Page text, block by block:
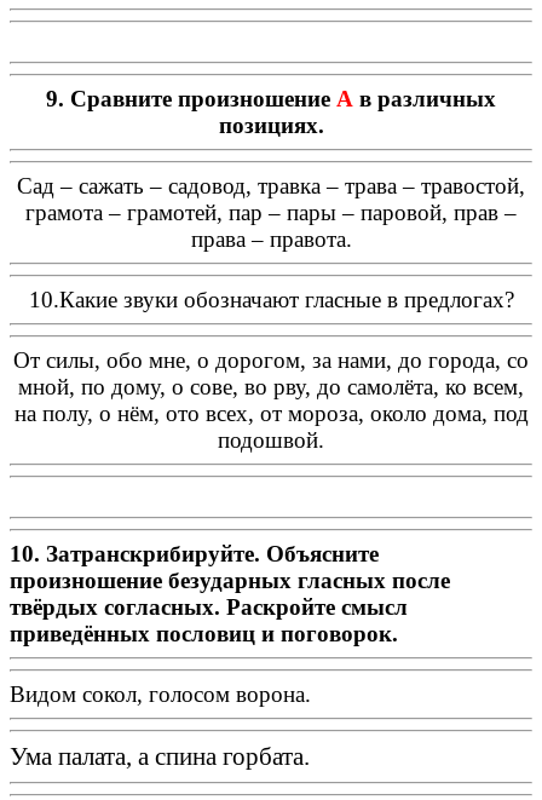
9. Сравните произношение А в различных
позициях.
Сад – сажать – садовод, травка – трава – травостой,
грамота – грамотей, пар – пары – паровой, прав –
права – правота.
10.Какие звуки обозначают гласные в предлогах?
От силы, обо мне, о дорогом, за нами, до города, со
мной, по дому, о сове, во рву, до самолёта, ко всем,
на полу, о нём, ото всех, от мороза, около дома, под
подошвой.
10. Затранскрибируйте. Объясните
произношение безударных гласных после
твёрдых согласных. Раскройте смысл
приведённых пословиц и поговорок.
Видом сокол, голосом ворона.
Ума палата, а спина горбата.